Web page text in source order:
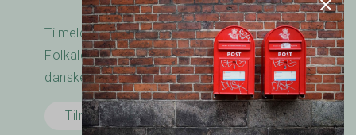
Tilmeld nyhedsbrevet fra RadioFolk.dk og
Folkalender.dk og modtag nyheder fra den
danske folkemusik - og dansescene.
Tilmeld her